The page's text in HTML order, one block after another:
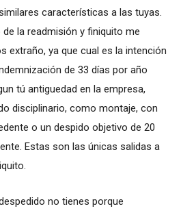
características a las tuyas.
de la readmisión y finiquito me
extraño, ya que cual es la intención
de 33 días por año
tú antiguedad en la empresa,
disciplinario, como montaje, con
o un despido objetivo de 20
Estas son las únicas salidas a
no tienes porque